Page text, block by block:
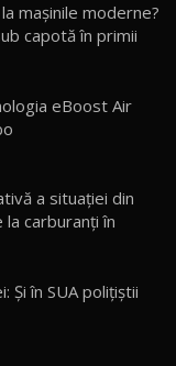
mașinile moderne?
capotă în primii
eBoost Air
a situației din
carburanți în
Și în SUA polițiștii